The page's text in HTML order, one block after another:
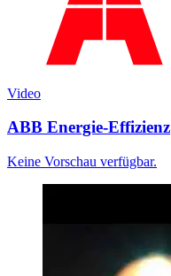
Video
ABB Energie-Effizienz
Keine Vorschau verfügbar.